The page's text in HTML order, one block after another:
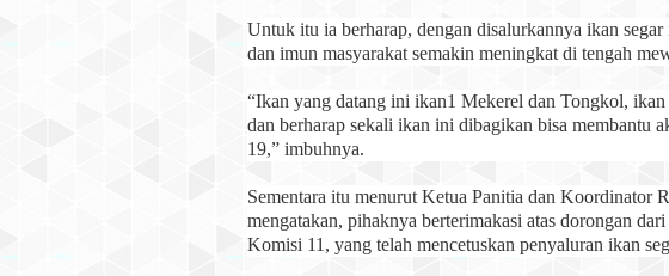
Untuk itu ia berharap, dengan disalurkannya ikan
dan imun masyarakat semakin meningkat di tengah
“Ikan yang datang ini ikan1 Mekerel dan Tongkol,
dan berharap sekali ikan ini dibagikan bisa membantu
19,” imbuhnya.
Sementara itu menurut Ketua Panitia dan Koordinator
mengatakan, pihaknya berterimakasi atas dorongan
Komisi 11, yang telah mencetuskan penyaluran ikan